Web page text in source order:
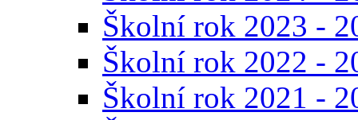
Školní rok 2023 -
Školní rok 2022 -
Školní rok 2021 -